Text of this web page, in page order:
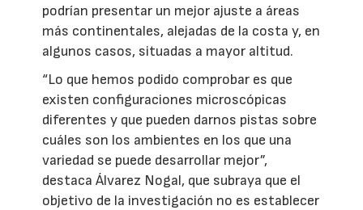
podrían presentar un mejor ajuste a áreas
más continentales, alejadas de la costa y, en
algunos casos, situadas a mayor altitud.
“Lo que hemos podido comprobar es que
existen configuraciones microscópicas
diferentes y que pueden darnos pistas sobre
cuáles son los ambientes en los que una
variedad se puede desarrollar mejor”,
destaca Álvarez Nogal, que subraya que el
objetivo de la investigación no es establecer